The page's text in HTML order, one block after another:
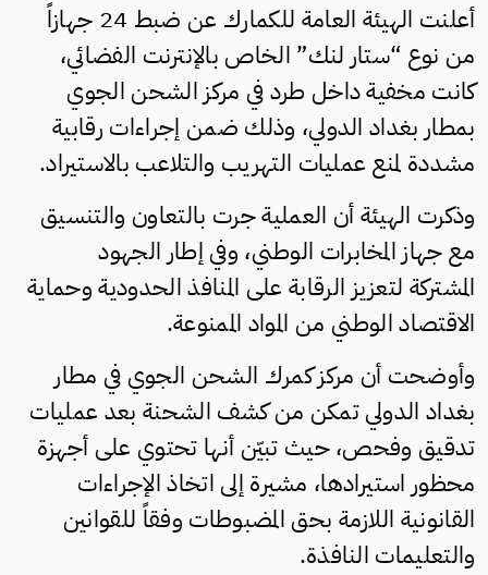
أعلنت الهيئة العامة للكمارك عن ضبط 24 جهازاً
من نوع “ستار لنك” الخاص بالإنترنت الفضائي،
كانت مخفية داخل طرد في مركز الشحن الجوي
بمطار بغداد الدولي، وذلك ضمن إجراءات رقابية
مشددة لمنع عمليات التهريب والتلاعب بالاستيراد.
وذكرت الهيئة أن العملية جرت بالتعاون والتنسيق
مع جهاز المخابرات الوطني، وفي إطار الجهود
المشتركة لتعزيز الرقابة على المنافذ الحدودية وحماية
الاقتصاد الوطني من المواد الممنوعة.
وأوضحت أن مركز كمرك الشحن الجوي في مطار
بغداد الدولي تمكن من كشف الشحنة بعد عمليات
تدقيق وفحص، حيث تبيّن أنها تحتوي على أجهزة
محظور استيرادها، مشيرة إلى اتخاذ الإجراءات
القانونية اللازمة بحق المضبوطات وفقاً للقوانين
والتعليمات النافذة.